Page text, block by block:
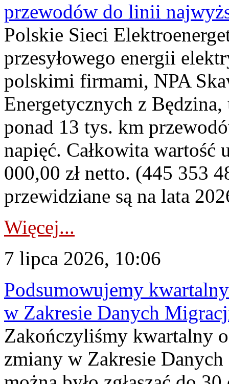
przewodów do linii
Polskie Sieci
przesyłowego energii
polskimi firmami, NPA
Energetycznych z
ponad 13 tys. km
napięć. Całkowita
000,00 zł netto. (445 353
przewidziane są na lata
Więcej...
7 lipca 2026, 10:06
Podsumowujemy
w Zakresie Danych
Zakończyliśmy kwartalny
zmiany w Zakresie